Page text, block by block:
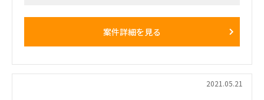
案件詳細を見る
2021.05.21